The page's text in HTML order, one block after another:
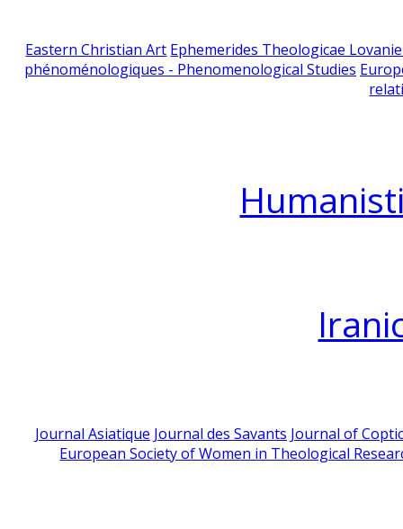
Eastern Christian Art Ephemerides Theologicae
phénoménologiques - Phenomenological Studies
Journal Asiatique Journal des Savants Journal of
European Society of Women in Theological